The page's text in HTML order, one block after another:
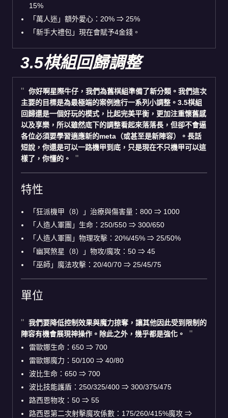
15%
「萬人迷」額外愛心：20% ⇒ 25%
「新手大禮包」現在會賦予4金錢。
3.5棋組回歸調整
你好啊星際牛仔，我們為舊棋組準備了新分類。我們這次
主要的目標是為最極端的案例進行一系列小調整。3.5棋組
回歸還是一個好玩的模式，比起完美平衡，更加注重懷舊感
以及享樂，所以雖然底下的調整看起來落落長，但卻不會逼
各位必須要學習適應新的meta（或甚至是新陣容）。長話
短說，你還是可以一路機甲到底，只是現在不只機甲可以這
樣了，你懂的。
特性
「狂派機甲（8）」治療與傷害量：800 ⇒ 1000
「人造人軍團」生命：250/550 ⇒ 300/650
「人造人軍團」物理攻擊：20%/45% ⇒ 25/50%
「幽冥煞星（8）」物攻/魔攻：50 ⇒ 45
「巫師」魔法攻擊：20/40/70 ⇒ 25/45/75
單位
我們要降低控制效果與魔力掠奪，讓其他因此受到限制的
陣容有機會展現神操作。除此之外，幾乎都是強化。
雷歐娜生命：650 ⇒ 700
雷歐娜魔力：50/100 ⇒ 40/80
波比生命：650 ⇒ 700
波比技能護盾：250/325/400 ⇒ 300/375/475
路西恩物攻：50 ⇒ 55
路西恩第二次射擊魔攻係數：175/260/415%魔攻 ⇒